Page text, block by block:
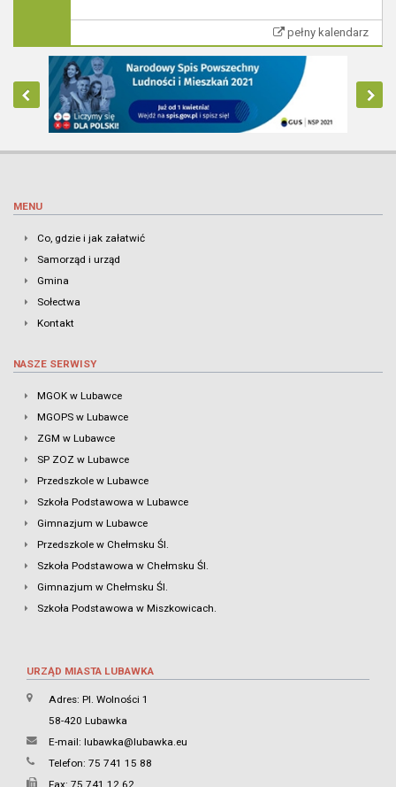
pełny kalendarz
MENU
Co, gdzie i jak załatwić
Samorząd i urząd
Gmina
Sołectwa
Kontakt
NASZE SERWISY
MGOK w Lubawce
MGOPS w Lubawce
ZGM w Lubawce
SP ZOZ w Lubawce
Przedszkole w Lubawce
Szkoła Podstawowa w Lubawce
Gimnazjum w Lubawce
Przedszkole w Chełmsku Śl.
Szkoła Podstawowa w Chełmsku Śl.
Gimnazjum w Chełmsku Śl.
Szkoła Podstawowa w Miszkowicach.
URZĄD MIASTA LUBAWKA
Adres: Pl. Wolności 1
58-420 Lubawka
E-mail: lubawka@lubawka.eu
Telefon: 75 741 15 88
Fax: 75 741 12 62